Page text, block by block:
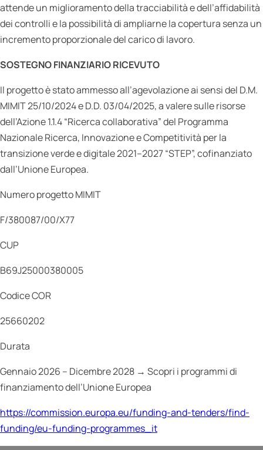
attende un miglioramento della tracciabilità e dell’affidabilità
dei controlli e la possibilità di ampliarne la copertura senza un
incremento proporzionale del carico di lavoro.
SOSTEGNO FINANZIARIO RICEVUTO
Il progetto è stato ammesso all’agevolazione ai sensi del D.M.
MIMIT 25/10/2024 e D.D. 03/04/2025, a valere sulle risorse
dell’Azione 1.1.4 “Ricerca collaborativa” del Programma
Nazionale Ricerca, Innovazione e Competitività per la
transizione verde e digitale 2021–2027 “STEP”, cofinanziato
dall’Unione Europea.
Numero progetto MIMIT
F/380087/00/X77
CUP
B69J25000380005
Codice COR
25660202
Durata
Gennaio 2026 – Dicembre 2028 → Scopri i programmi di
finanziamento dell’Unione Europea
https://commission.europa.eu/funding-and-tenders/find-
funding/eu-funding-programmes_it